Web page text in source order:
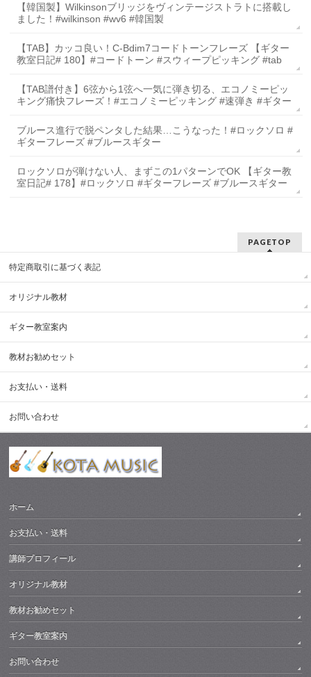
【韓国製】Wilkinsonブリッジをヴィンテージストラトに搭載し
ました！#wilkinson #wv6 #韓国製
【TAB】カッコ良い！C-Bdim7コードトーンフレーズ 【ギター
教室日記# 180】#コードトーン #スウィープピッキング #tab
【TAB譜付き】6弦から1弦へ一気に弾き切る、エコノミーピッ
キング痛快フレーズ！#エコノミーピッキング #速弾き #ギター
ブルース進行で脱ペンタした結果…こうなった！#ロックソロ #
ギターフレーズ #ブルースギター
ロックソロが弾けない人、まずこの1パターンでOK 【ギター教
室日記# 178】#ロックソロ #ギターフレーズ #ブルースギター
PAGETOP
特定商取引に基づく表記
オリジナル教材
ギター教室案内
教材お勧めセット
お支払い・送料
お問い合わせ
ホーム
お支払い・送料
講師プロフィール
オリジナル教材
教材お勧めセット
ギター教室案内
お問い合わせ